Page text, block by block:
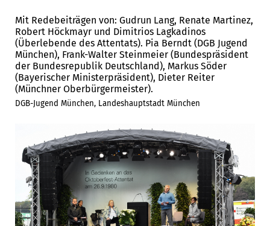
Mit Redebeiträgen von: Gudrun Lang, Renate Martinez,
Robert Höckmayr und Dimitrios Lagkadinos
(Überlebende des Attentats). Pia Berndt (DGB Jugend
München), Frank-Walter Steinmeier (Bundespräsident
der Bundesrepublik Deutschland), Markus Söder
(Bayerischer Ministerpräsident), Dieter Reiter
(Münchner Oberbürgermeister).
DGB-Jugend München, Landeshauptstadt München